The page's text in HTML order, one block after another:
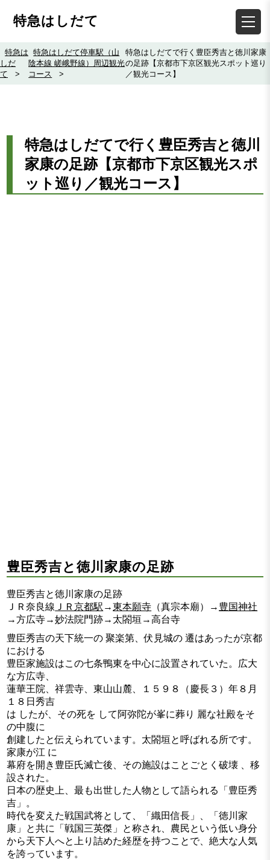
特急はしだて
特急は
しだ
て
>
特急はしだて停車駅（山
陰本線 嵯峨野線）周辺観光
コース
>
特急はしだてで行く豊臣秀吉と徳川家康
の足跡【京都市下京区観光スポット巡り
／観光コース】
特急はしだてで行く豊臣秀吉と徳川
家康の足跡【京都市下京区観光スポ
ット巡り／観光コース】
豊臣秀吉と徳川家康の足跡
豊臣秀吉と徳川家康の足跡
ＪＲ奈良線 ＪＲ京都駅 →東本願寺 （真宗本廟）→ 豊国神社
→方広寺→妙法院門跡→太閤垣→高台寺
豊臣秀吉の天下統一の 聚楽第、伏見城の 遷はあったが京都
における
豊臣家施設はこの七条鴨東を中心に設置されていた。広大
な方広寺、
蓮華王院、祥雲寺、東山山麓、１５９８（慶長３）年８月
１８日秀吉
は したが、その死を して阿弥陀が峯に葬り 麗な社殿をそ
の中腹に
創建したと伝えられています。太閤垣と呼ばれる所です。
家康が江 に
幕府を開き豊臣氏滅亡後、その施設はことごとく破壊 、移
設された。
日本の歴史上、最も出世した人物として語られる「豊臣秀
吉」。
時代を変えた戦国武将として、「織田信長」、「徳川家
康」と共に「戦国三英傑」と称され、農民という低い身分
から天下人へと上り詰めた経歴を持つことで、絶大な人気
を誇っています。